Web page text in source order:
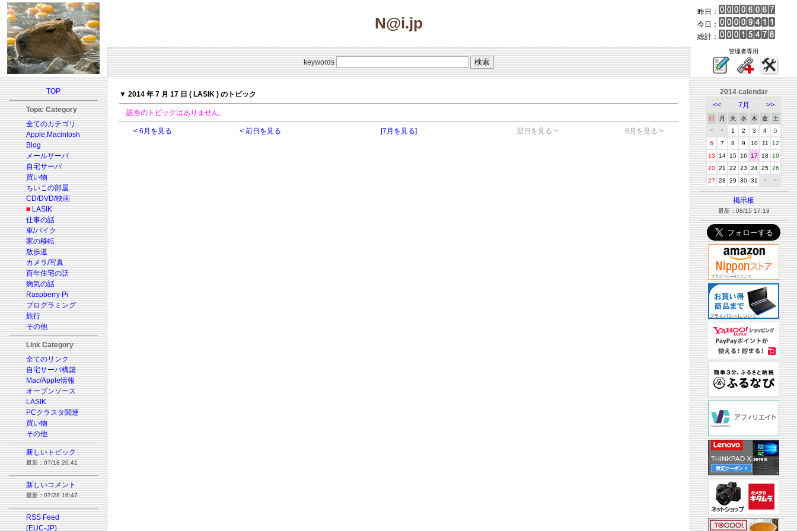
N@i.jp
昨日：
今日：
総計：
keywords
管理者専用
TOP
Topic Category
全てのカテゴリ
Apple,Macintosh
Blog
メールサーバ
自宅サーバ
買い物
ちいこの部屋
CD/DVD/映画
■ LASIK
仕事の話
車/バイク
家の移転
散歩道
カメラ/写真
百年住宅の話
病気の話
Raspberry Pi
プログラミング
旅行
その他
Link Category
全てのリンク
自宅サーバ構築
Mac/Apple情報
オープンソース
LASIK
PCクラスタ関連
買い物
その他
新しいトピック
最新：07/18 20:41
新しいコメント
最新：07/28 16:47
RSS Feed
(EUC-JP)
▼ 2014 年 7 月 17 日 ( LASIK ) のトピック
該当のトピックはありません。
< 6月を見る < 前日を見る [7月を見る] 翌日を見る > 8月を見る >
2014 calendar
<<
7月 >>
日 月 火 水 木 金
土
＊
＊ 1 2 3 4
5
6
7 8 9 10 11
12
13
14 15 16 17 18
19
20 21 22 23 24 25 26
27
28 29 30 31 ＊ ＊
掲示板
最新：08/15 17:19